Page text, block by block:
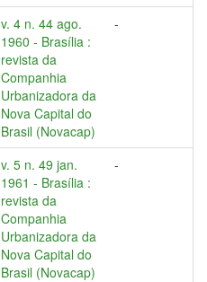
v. 4 n. 44 ago.
1960 - Brasília :
revista da
Companhia
Urbanizadora da
Nova Capital do
Brasil (Novacap)
-
v. 5 n. 49 jan.
1961 - Brasília :
revista da
Companhia
Urbanizadora da
Nova Capital do
Brasil (Novacap)
-